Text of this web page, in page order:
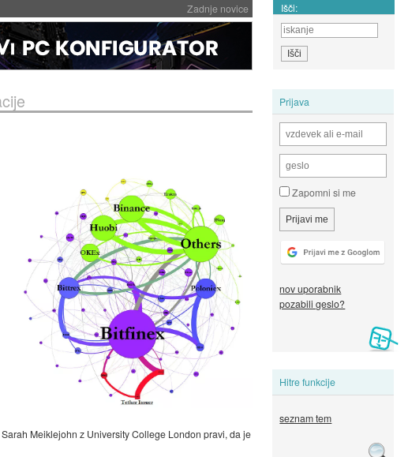
Zadnje novice Išči:
Prijava
Zapomni si me
nov uporabnik
pozabili geslo?
Hitre funkcije
seznam tem
Meiklejohn z University College London pravi, da je